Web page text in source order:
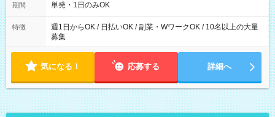
期間 単発・1日のみOK
特徴
週1日からOK / 日払いOK / 副業・WワークOK / 10名以上の大量
募集
気になる！ 応募する 詳細へ